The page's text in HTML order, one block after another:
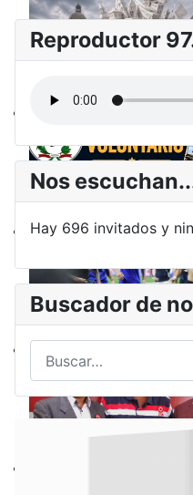
Reproductor
Nos
Hay 696 invitados y
Buscador de
Type 2 or more